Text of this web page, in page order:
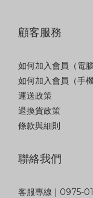
顧客服務
如何加入會員（電腦
如何加入會員（手機
運送政策
退換貨政策
條款與細則
聯絡我們
客服專線 | 0975-